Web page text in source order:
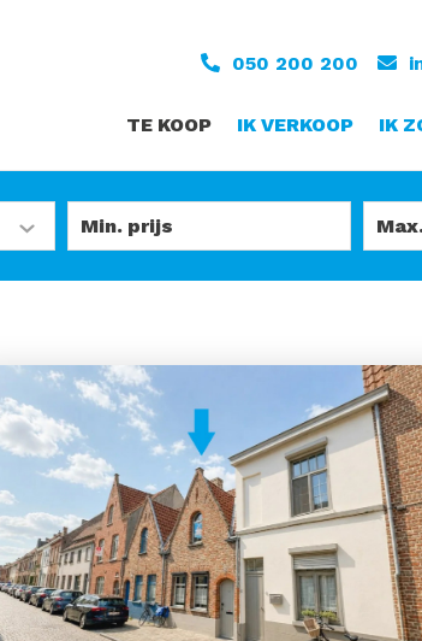
050 200 200
TE KOOP IK VERKOOP IK